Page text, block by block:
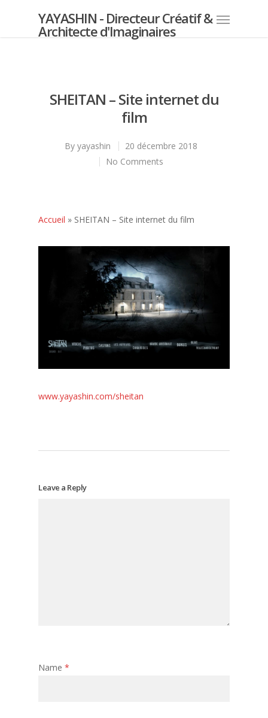
YAYASHIN - Directeur Créatif &
Architecte d'Imaginaires
SHEITAN – Site internet du
film
By yayashin
20 décembre 2018
No Comments
Accueil » SHEITAN – Site internet du film
www.yayashin.com/sheitan
Leave a Reply
Name *